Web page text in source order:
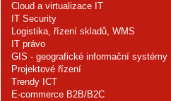
Cloud a virtualizace IT
IT Security
Logistika, řízení skladů, WMS
IT právo
GIS - geografické informační systémy
Projektové řízení
Trendy ICT
E-commerce B2B/B2C